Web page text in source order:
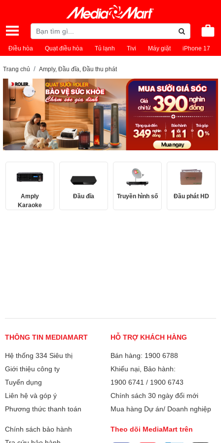
Điều hòa Quạt điều hòa Tủ lạnh Tivi Máy giặt iPhone 17
Trang chủ Amply, Đầu đĩa, Đầu thu phát
Amply
Karaoke
Đầu đĩa Truyền hình số Đầu phát HD
THÔNG TIN MEDIAMART
Hệ thống 334 Siêu thị
Giới thiệu công ty
Tuyển dụng
Liên hệ và góp ý
Phương thức thanh toán
HỖ TRỢ KHÁCH HÀNG
Bán hàng: 1900 6788
Khiếu nại, Bảo hành:
1900 6741 / 1900 6743
Chính sách 30 ngày đổi mới
Mua hàng Dự án/ Doanh nghiệp
Chính sách bảo hành
Theo dõi MediaMart trên